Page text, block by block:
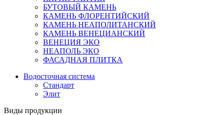
БУТОВЫЙ КАМЕНЬ
КАМЕНЬ ФЛОРЕНТИЙСКИЙ
КАМЕНЬ НЕАПОЛИТАНСКИЙ
КАМЕНЬ ВЕНЕЦИАНСКИЙ
ВЕНЕЦИЯ ЭКО
НЕАПОЛЬ ЭКО
ФАСАДНАЯ ПЛИТКА
Водосточная система
Стандарт
Элит
Виды продукции